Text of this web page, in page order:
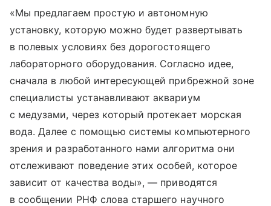
«Мы предлагаем простую и автономную
установку, которую можно будет развертывать
в полевых условиях без дорогостоящего
лабораторного оборудования. Согласно идее,
сначала в любой интересующей прибрежной зоне
специалисты устанавливают аквариум
с медузами, через который протекает морская
вода. Далее с помощью системы компьютерного
зрения и разработанного нами алгоритма они
отслеживают поведение этих особей, которое
зависит от качества воды», — приводятся
в сообщении РНФ слова старшего научного